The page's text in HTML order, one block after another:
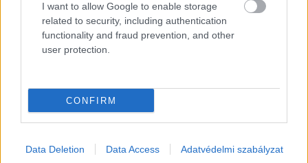
I want to allow Google to enable storage
related to security, including authentication
functionality and fraud prevention, and other
user protection.
CONFIRM
Data Deletion Data Access Adatvédelmi szabályzat
Címlapfotó:Amie Roussel/ Unsplash